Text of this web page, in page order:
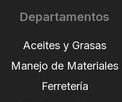
Departamentos
Aceites y Grasas
Manejo de Materiales
Ferretería